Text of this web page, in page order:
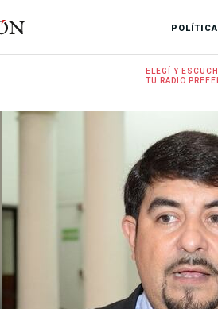
POLÍTICA
ELEGÍ Y
TU RADIO